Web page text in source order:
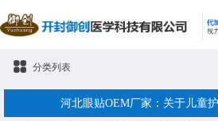
分类列表
河北眼贴OEM厂家：关于儿童